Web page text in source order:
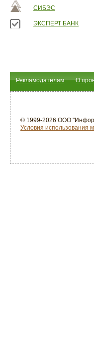
СИБЭС
ЭКСПЕРТ БАНК
Рекламодателям О
© 1999-2026 ООО
Условия использования